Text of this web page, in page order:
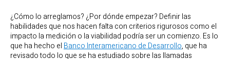
¿Cómo lo arreglamos? ¿Por dónde empezar? Definir las
habilidades que nos hacen falta con criterios rigurosos como el
impacto la medición o la viabilidad podría ser un comienzo. Es lo
que ha hecho el Banco Interamericano de Desarrollo, que ha
revisado todo lo que se ha estudiado sobre las llamadas